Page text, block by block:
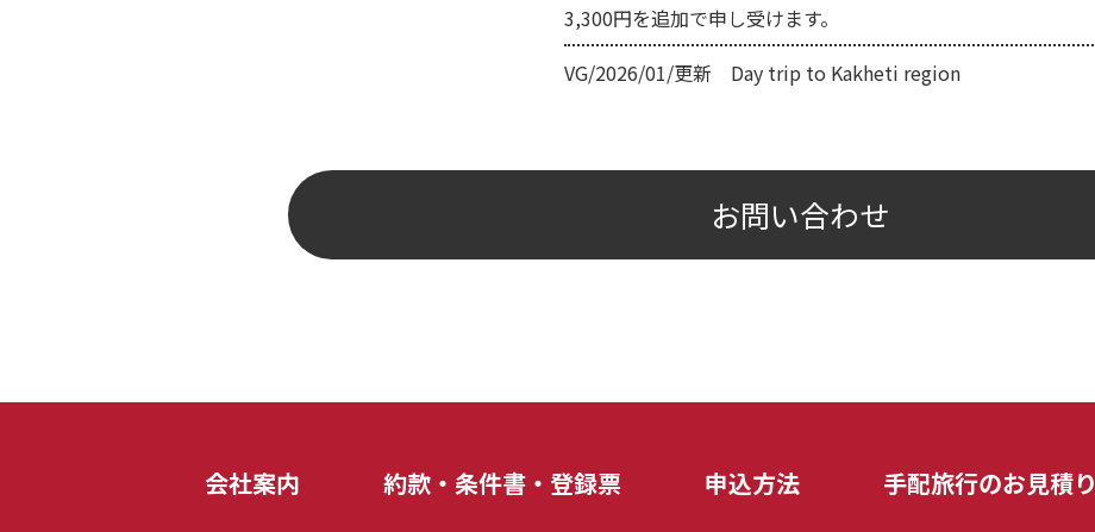
3,300円を追加で申し受けます。
VG/2026/01/更新 Day trip to Kakheti region
お問い合わせ
会社案内 約款・条件書・登録票 申込方法 手配旅行のお見積り